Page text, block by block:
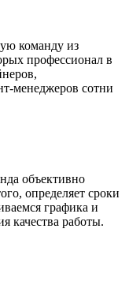
команду из
профессионал в
менеджеров сотни
объективно
определяет сроки
графика и
качества работы.